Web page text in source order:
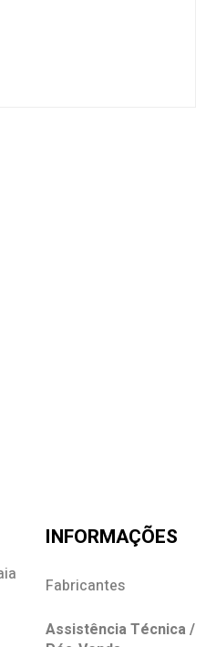
INFORMAÇÕES
Fabricantes
Assistência Técnica /